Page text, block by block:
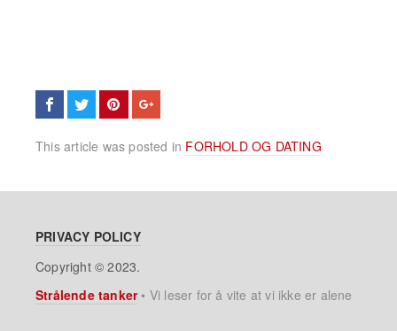
This article was posted in FORHOLD OG DATING
PRIVACY POLICY
Copyright © 2023.
Strålende tanker• Vi leser for å vite at vi ikke er alene